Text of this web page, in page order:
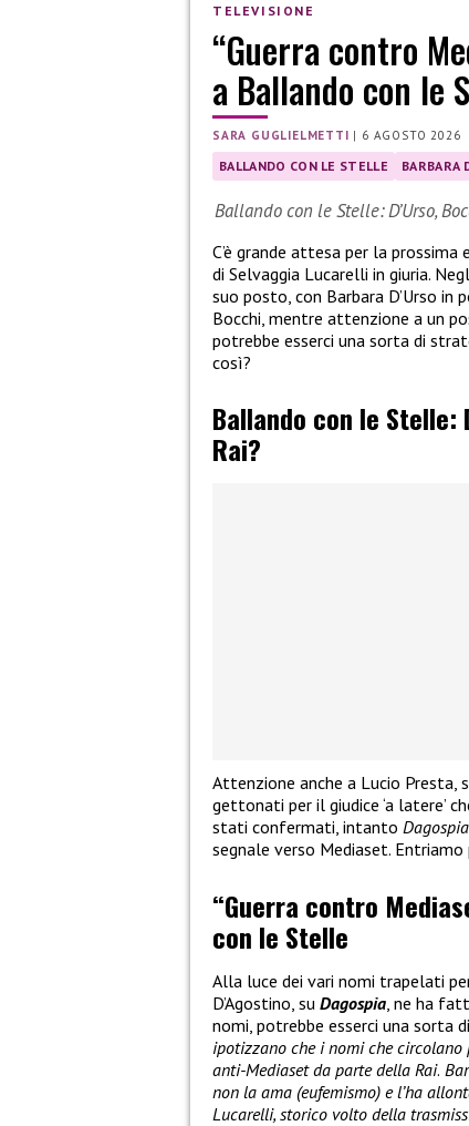
TELEVISIONE
“Guerra contro
a Ballando con le
SARA GUGLIELMETTI | 6 AGOSTO 2026
BALLANDO CON LE STELLE BARBARA
Ballando con le Stelle: D’Urso,
C’è grande attesa per la prossima
di Selvaggia Lucarelli in giuria.
suo posto, con Barbara D’Urso in
Bocchi, mentre attenzione a un
potrebbe esserci una sorta di
così?
Ballando con le Stelle:
Rai?
Attenzione anche a Lucio Presta,
gettonati per il giudice ‘a latere’
stati confermati, intanto Dagospia
segnale verso Mediaset.
“Guerra contro
con le Stelle
Alla luce dei vari nomi trapelati
D’Agostino, su Dagospia, ne ha
nomi, potrebbe esserci una sorta
ipotizzano che i nomi che
anti-Mediaset da parte della Rai.
non la ama (eufemismo) e l’ha
Lucarelli, storico volto della